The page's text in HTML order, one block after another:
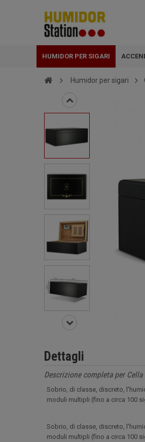
HUMIDOR PER SIGARI
Humidor per sigari
Dettagli
Descrizione completa per
Sobrio, di classe, discreto,
moduli multipli (fino a circa 100
Sobrio, di classe, discreto,
moduli multipli (fino a circa 100